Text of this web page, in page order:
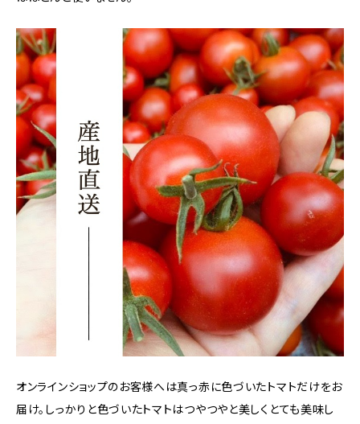
オンラインショップのお客様へは真っ赤に色づいたトマトだけをお
届け。しっかりと色づいたトマトはつやつやと美しくとても美味し